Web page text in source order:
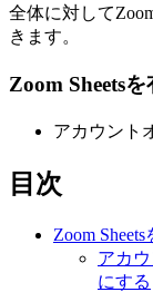
全体に対して
きます。
Zoom Sheets
アカウント
目次
Zoom
アカ
にする